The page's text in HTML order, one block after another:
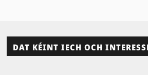
DAT KÉINT IECH OCH